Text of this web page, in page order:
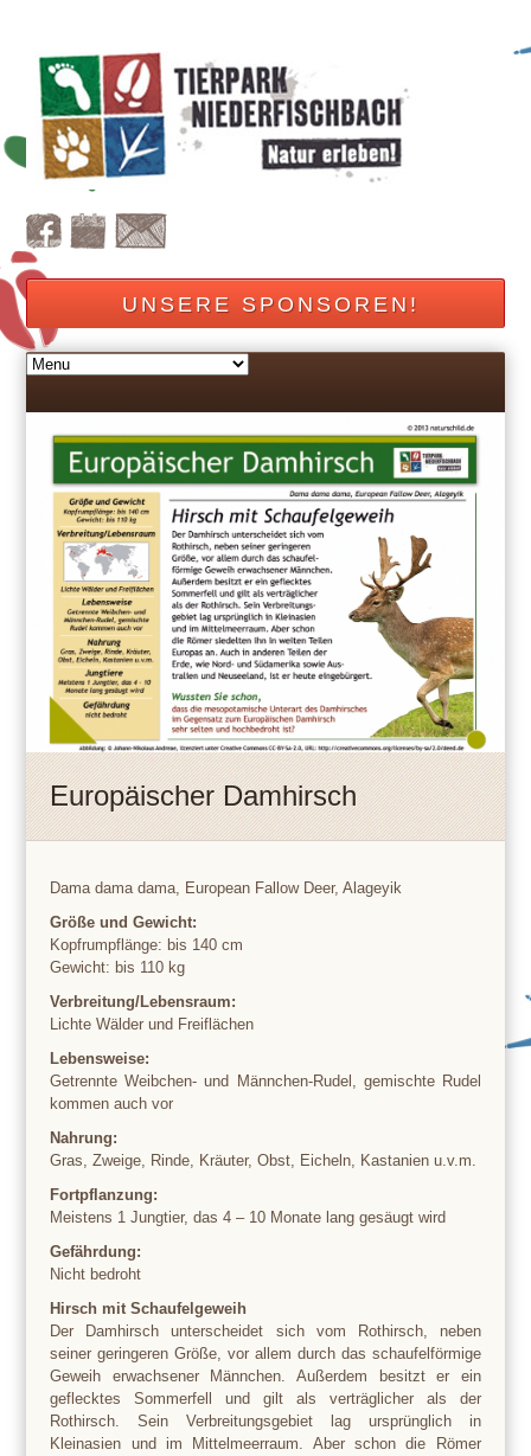
UNSERE SPONSOREN!
Europäischer Damhirsch
Dama dama dama, European Fallow Deer, Alageyik
Größe und Gewicht:
Kopfrumpflänge: bis 140 cm
Gewicht: bis 110 kg
Verbreitung/Lebensraum:
Lichte Wälder und Freiflächen
Lebensweise:
Getrennte Weibchen- und Männchen-Rudel, gemischte Rudel
kommen auch vor
Nahrung:
Gras, Zweige, Rinde, Kräuter, Obst, Eicheln, Kastanien u.v.m.
Fortpflanzung:
Meistens 1 Jungtier, das 4 – 10 Monate lang gesäugt wird
Gefährdung:
Nicht bedroht
Hirsch mit Schaufelgeweih
Der Damhirsch unterscheidet sich vom Rothirsch, neben
seiner geringeren Größe, vor allem durch das schaufelförmige
Geweih erwachsener Männchen. Außerdem besitzt er ein
geflecktes Sommerfell und gilt als verträglicher als der
Rothirsch. Sein Verbreitungsgebiet lag ursprünglich in
Kleinasien und im Mittelmeerraum. Aber schon die Römer